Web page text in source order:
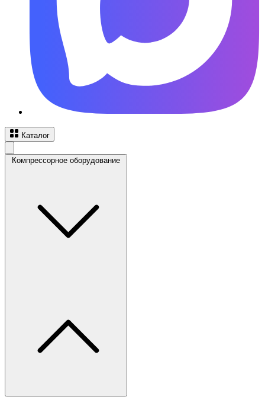
Каталог
Компрессорное оборудование